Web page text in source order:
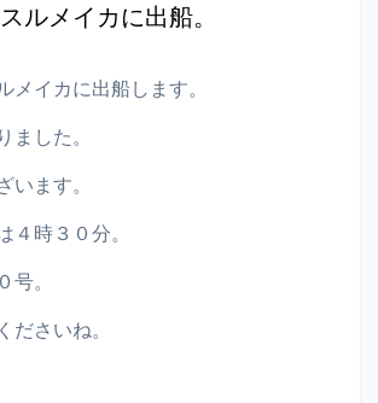
ルメイカに出船。
メイカに出船します。
ました。
います。
４時３０分。
号。
ださいね。